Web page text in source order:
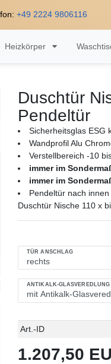
+49 2224 9806116
Heizkörper
Duschtür
Pendeltür
Sicherheitsglas ESG
Wandprofil Alu
Verstellbereich -10
immer im
immer im
Pendeltür nach
Duschtür Nische 110 x
TÜR ANSCHLAG
ANTIKALK-GLASVEREDLUNG
Technisches
Wert
Art.-ID
1.207,50